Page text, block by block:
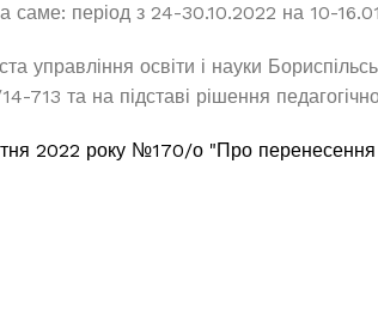
саме: період з 24-30.10.2022 на 10-
управління освіти і науки
713 та на підставі рішення
2022 року №170/о "Про перенесення